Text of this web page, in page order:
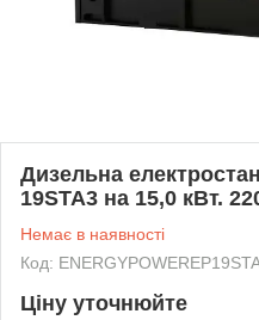
Дизельна
19STA3 на 15,0 кВт.
Немає в наявності
Код:
Ціну уточнюйте